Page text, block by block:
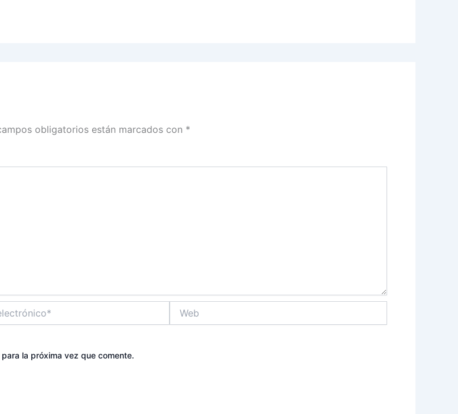
obligatorios están marcados con *
la próxima vez que comente.